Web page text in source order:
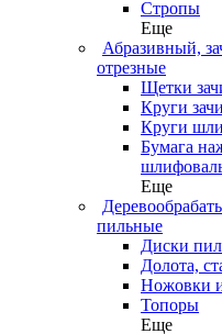
Стропы
Еще
Абразивный,
отрезные
Щетки
Круги
Круги
Бумага
Еще
пильные
Диски
Долота,
Ножовки
Топоры
Еще